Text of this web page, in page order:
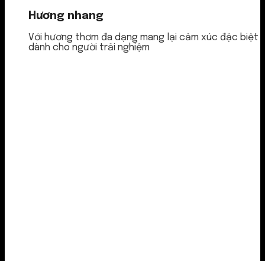
Hương nhang
Với hương thơm đa dạng mang lại cảm xúc đặc biệt
dành cho người trải nghiệm